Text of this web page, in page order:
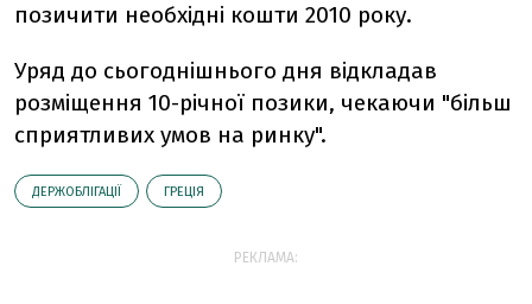
позичити необхідні кошти 2010 року.
Уряд до сьогоднішнього дня відкладав
розміщення 10-річної позики, чекаючи "більш
сприятливих умов на ринку".
ДЕРЖОБЛІГАЦІЇ ГРЕЦІЯ
РЕКЛАМА: